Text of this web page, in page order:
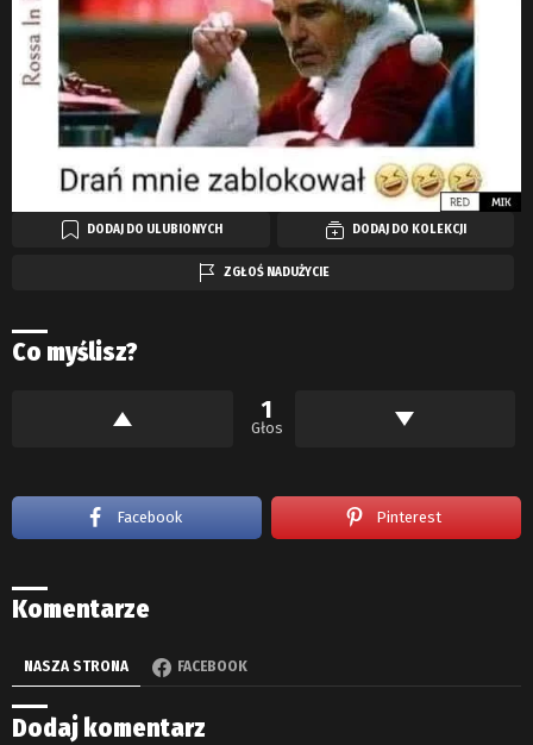
DODAJ DO ULUBIONYCH DODAJ DO KOLEKCJI
ZGŁOŚ NADUŻYCIE
Co myślisz?
1
Głos
Facebook Pinterest
Komentarze
NASZA STRONA FACEBOOK
Dodaj komentarz